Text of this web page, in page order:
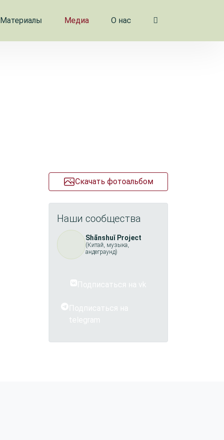
Материалы Медиа О нас
Скачать фотоальбом
Наши сообщества
Shānshuǐ Project
(Китай, музыка,
андеграунд)
Подписаться на vk
Подписаться на
telegram